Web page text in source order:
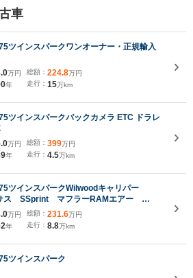
車
ツインスパークワンオーナー・正規輸入
万円
年
総額： 224.8万円
走行： 15万km
ツインスパークバックカメラ ETC ドラレ
万円
年
総額： 399万円
走行： 4.5万km
ツインスパークWilwoodキャリパー
ス SSprint マフラーRAMエアー
ート
万円
年
総額： 231.6万円
走行： 8.8万km
ツインスパーク